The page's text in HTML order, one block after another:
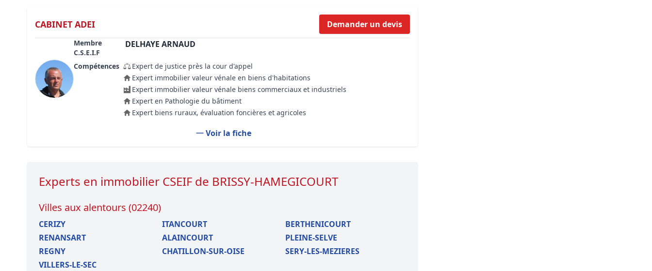
Formation règles d’urbanisme
CABINET ADEI Demander un devis
Membre
C.S.E.I.F
DELHAYE ARNAUD
Compétences
Expert de justice près la cour d'appel
Expert immobilier valeur vénale en biens d'habitations
Expert immobilier valeur vénale biens commerciaux et industriels
Expert en Pathologie du bâtiment
Expert biens ruraux, évaluation foncières et agricoles
Voir la fiche
Experts en immobilier CSEIF de BRISSY-HAMEGICOURT
Villes aux alentours (02240)
CERIZY ITANCOURT
BERTHENICOURT
RENANSART
ALAINCOURT
PLEINE-SELVE
REGNY
CHATILLON-SUR-OISE
SERY-LES-MEZIERES
VILLERS-LE-SEC